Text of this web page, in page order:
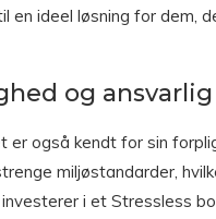
en ideel løsning for dem,
og
er også kendt for sin
miljøstandarder,
i et Stressless